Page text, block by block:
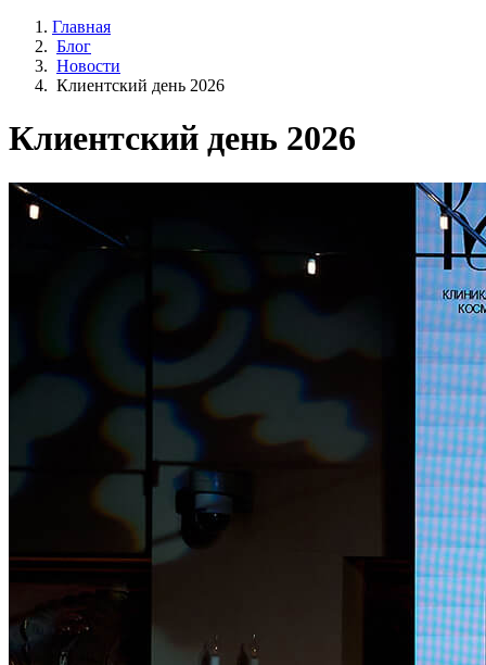
Главная
Блог
Новости
Клиентский день 2026
Клиентский день 2026